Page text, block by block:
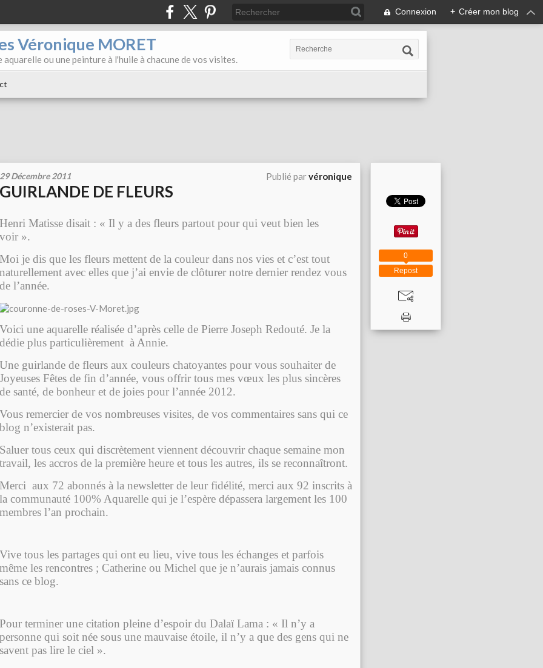
Connexion + Créer mon blog
Véronique MORET
ou une peinture à l'huile à chacune de vos visites.
29 Décembre 2011 Publié parvéronique
GUIRLANDE DE FLEURS
Henri Matisse disait : « Il y a des fleurs partout pour qui veut bien les
voir ».
Moi je dis que les fleurs mettent de la couleur dans nos vies et c’est tout
naturellement avec elles que j’ai envie de clôturer notre dernier rendez vous
de l’année.
Voici une aquarelle réalisée d’après celle de Pierre Joseph Redouté. Je la
dédie plus particulièrement à Annie.
Une guirlande de fleurs aux couleurs chatoyantes pour vous souhaiter de
Joyeuses Fêtes de fin d’année, vous offrir tous mes vœux les plus sincères
de santé, de bonheur et de joies pour l’année 2012.
Vous remercier de vos nombreuses visites, de vos commentaires sans qui ce
blog n’existerait pas.
Saluer tous ceux qui discrètement viennent découvrir chaque semaine mon
travail, les accros de la première heure et tous les autres, ils se reconnaîtront.
Merci aux 72 abonnés à la newsletter de leur fidélité, merci aux 92 inscrits à
la communauté 100% Aquarelle qui je l’espère dépassera largement les 100
membres l’an prochain.
Vive tous les partages qui ont eu lieu, vive tous les échanges et parfois
même les rencontres ; Catherine ou Michel que je n’aurais jamais connus
sans ce blog.
Pour terminer une citation pleine d’espoir du Dalaï Lama : « Il n’y a
personne qui soit née sous une mauvaise étoile, il n’y a que des gens qui ne
savent pas lire le ciel ».
Repost
0